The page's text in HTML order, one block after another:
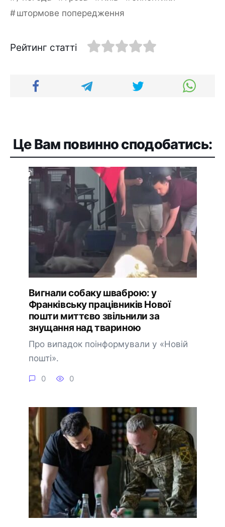
штормове попередження
Рейтинг статті
Це Вам повинно сподобатись:
Вигнали собаку шваброю: у
Франківську працівників Нової
пошти миттєво звільнили за
знущання над твариною
Про випадок поінформували у «Новій
пошті».
0 0